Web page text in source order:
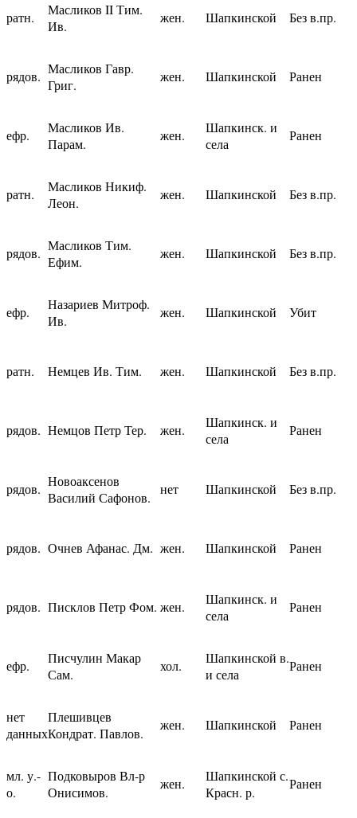
ратн.
Масликов II Тим.
Ив.
жен. Шапкинской Без в.пр.
рядов. Масликов Гавр.
Григ.
жен. Шапкинской Ранен
ефр.
Масликов Ив.
Парам.
жен.
Шапкинск. и
села
Ранен
ратн.
Масликов Никиф.
Леон.
жен. Шапкинской Без в.пр.
рядов. Масликов Тим.
Ефим.
жен. Шапкинской Без в.пр.
ефр.
Назариев Митроф.
Ив.
жен. Шапкинской Убит
ратн. Немцев Ив. Тим. жен. Шапкинской Без в.пр.
рядов. Немцов Петр Тер. жен.
Шапкинск. и
села
Ранен
рядов. Новоаксенов
Василий Сафонов.
нет Шапкинской Без в.пр.
рядов. Очнев Афанас. Дм. жен. Шапкинской Ранен
рядов. Писклов Петр Фом. жен.
Шапкинск. и
села
Ранен
ефр.
Писчулин Макар
Сам.
хол.
Шапкинской в.
и села
Ранен
нет
данных
Плешивцев
Кондрат. Павлов.
жен. Шапкинской Ранен
мл. у.-
о.
Подковыров Вл-р
Онисимов.
жен.
Шапкинской с.
Красн. р.
Ранен